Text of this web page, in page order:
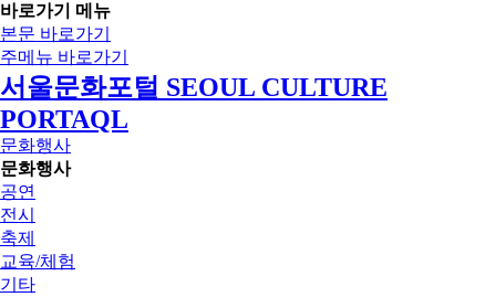
바로가기 메뉴
본문 바로가기
주메뉴 바로가기
서울문화포털 SEOUL CULTURE
PORTAQL
문화행사
문화행사
공연
전시
축제
교육/체험
기타